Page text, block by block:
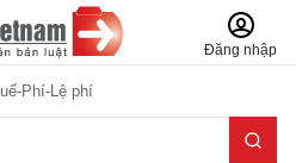
Đăng nhập
Phí-Lệ phí